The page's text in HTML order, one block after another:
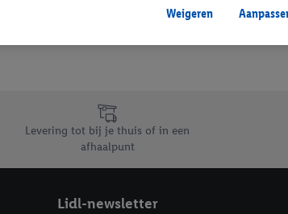
Levering tot bij je thuis of in een
afhaalpunt
Lidl-newsletter
in het kader van retargeting, d.w.z. advertenties
het product in de webshop aan uw winkelmandje
en verschillende Lidl-diensten worden
toestaan en meer informatie vinden over de
het gebruik van de noodzakelijke technologieën
alle verwerkingen voor alle bovengenoemde doeleinden.
Weigeren